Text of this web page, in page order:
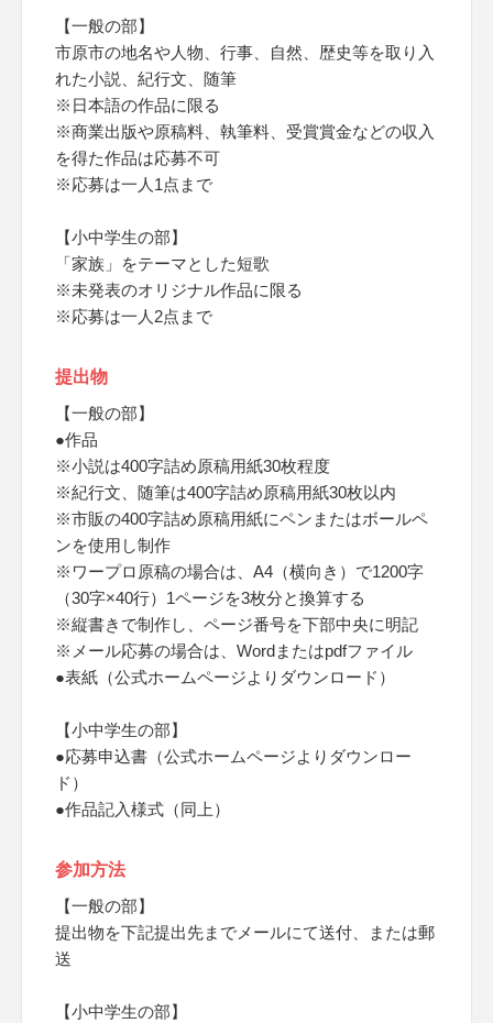
【一般の部】
市原市の地名や人物、行事、自然、歴史等を取り入
れた小説、紀行文、随筆
※日本語の作品に限る
※商業出版や原稿料、執筆料、受賞賞金などの収入
を得た作品は応募不可
※応募は一人1点まで
【小中学生の部】
「家族」をテーマとした短歌
※未発表のオリジナル作品に限る
※応募は一人2点まで
提出物
【一般の部】
●作品
※小説は400字詰め原稿用紙30枚程度
※紀行文、随筆は400字詰め原稿用紙30枚以内
※市販の400字詰め原稿用紙にペンまたはボールペ
ンを使用し制作
※ワープロ原稿の場合は、A4（横向き）で1200字
（30字×40行）1ページを3枚分と換算する
※縦書きで制作し、ページ番号を下部中央に明記
※メール応募の場合は、Wordまたはpdfファイル
●表紙（公式ホームページよりダウンロード）
【小中学生の部】
●応募申込書（公式ホームページよりダウンロー
ド）
●作品記入様式（同上）
参加方法
【一般の部】
提出物を下記提出先までメールにて送付、または郵
送
【小中学生の部】